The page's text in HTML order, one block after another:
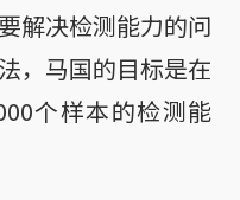
解决检测能力的问
，马国的目标是在
个样本的检测能